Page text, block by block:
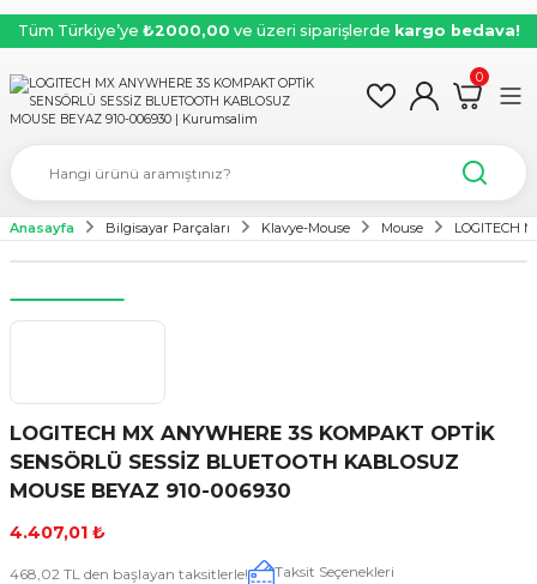
Tüm Türkiye’ye ₺2000,00 ve üzeri siparişlerde kargo bedava!
0
Anasayfa Bilgisayar Parçaları Klavye-Mouse Mouse LOGITECH
LOGITECH MX ANYWHERE 3S KOMPAKT OPTİK
SENSÖRLÜ SESSİZ BLUETOOTH KABLOSUZ
MOUSE BEYAZ 910-006930
4.407,01 ₺
468,02 TL den başlayan taksitlerle! Taksit Seçenekleri